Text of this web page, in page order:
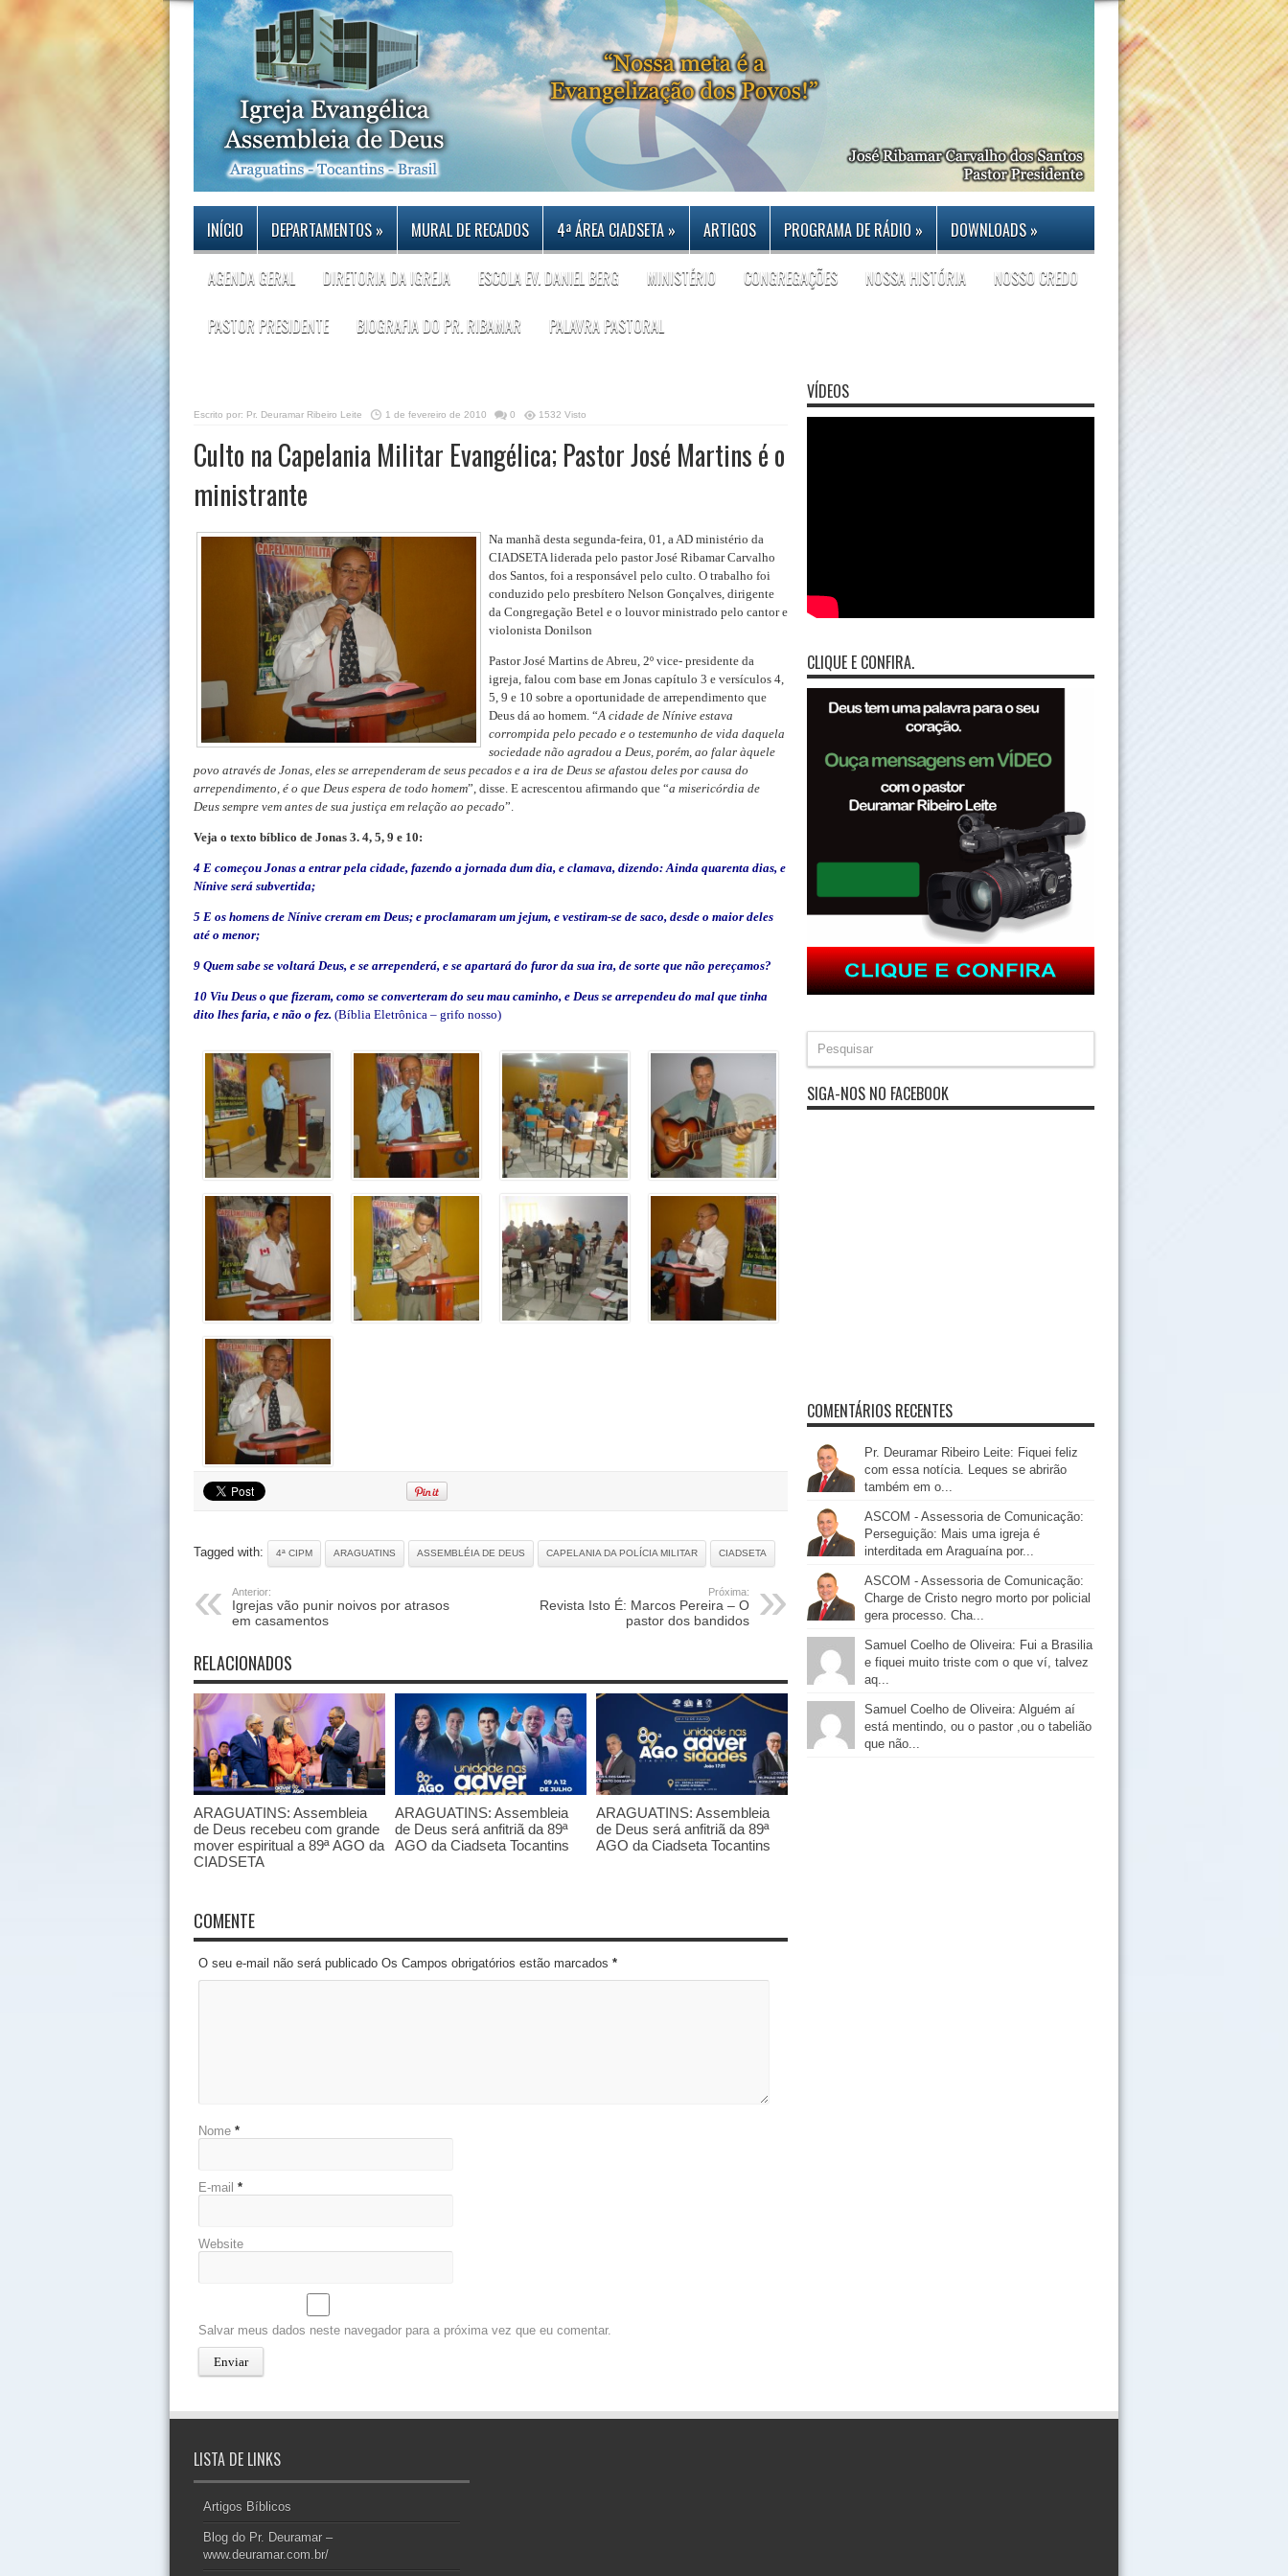
INÍCIO DEPARTAMENTOS» MURAL DE RECADOS 4ª ÁREA CIADSETA» ARTIGOS PROGRAMA DE RÁDIO» DOWNLOADS»
AGENDA GERAL DIRETORIA DA IGREJA ESCOLA EV. DANIEL BERG MINISTÉRIO CONGREGAÇÕES NOSSA HISTÓRIA NOSSO CREDO
PASTOR PRESIDENTE BIOGRAFIA DO PR. RIBAMAR PALAVRA PASTORAL
Escrito por: Pr. Deuramar Ribeiro Leite 1 de fevereiro de 2010 0 1532 Visto
Culto na Capelania Militar Evangélica; Pastor José Martins é o
ministrante
Na manhã desta segunda-feira, 01, a AD ministério da
CIADSETA liderada pelo pastor José Ribamar Carvalho
dos Santos, foi a responsável pelo culto. O trabalho foi
conduzido pelo presbítero Nelson Gonçalves, dirigente
da Congregação Betel e o louvor ministrado pelo cantor e
violonista Donilson
Pastor José Martins de Abreu, 2º vice- presidente da
igreja, falou com base em Jonas capítulo 3 e versículos 4,
5, 9 e 10 sobre a oportunidade de arrependimento que
Deus dá ao homem. “A cidade de Nínive estava
corrompida pelo pecado e o testemunho de vida daquela
sociedade não agradou a Deus, porém, ao falar àquele
povo através de Jonas, eles se arrependeram de seus pecados e a ira de Deus se afastou deles por causa do
arrependimento, é o que Deus espera de todo homem”, disse. E acrescentou afirmando que “a misericórdia de
Deus sempre vem antes de sua justiça em relação ao pecado”.
Veja o texto bíblico de Jonas 3. 4, 5, 9 e 10:
4 E começou Jonas a entrar pela cidade, fazendo a jornada dum dia, e clamava, dizendo: Ainda quarenta dias, e
Nínive será subvertida;
5 E os homens de Nínive creram em Deus; e proclamaram um jejum, e vestiram-se de saco, desde o maior deles
até o menor;
9 Quem sabe se voltará Deus, e se arrependerá, e se apartará do furor da sua ira, de sorte que não pereçamos?
10 Viu Deus o que fizeram, como se converteram do seu mau caminho, e Deus se arrependeu do mal que tinha
dito lhes faria, e não o fez. (Bíblia Eletrônica – grifo nosso)
Tagged with: 4ª CIPM ARAGUATINS ASSEMBLÉIA DE DEUS CAPELANIA DA POLÍCIA MILITAR CIADSETA
Anterior:
Igrejas vão punir noivos por atrasos
em casamentos
Próxima:
Revista Isto É: Marcos Pereira – O
pastor dos bandidos
RELACIONADOS
ARAGUATINS: Assembleia
de Deus recebeu com grande
mover espiritual a 89ª AGO da
CIADSETA
ARAGUATINS: Assembleia
de Deus será anfitriã da 89ª
AGO da Ciadseta Tocantins
ARAGUATINS: Assembleia
de Deus será anfitriã da 89ª
AGO da Ciadseta Tocantins
COMENTE
O seu e-mail não será publicado Os Campos obrigatórios estão marcados *
Nome *
E-mail *
Website
Salvar meus dados neste navegador para a próxima vez que eu comentar.
VÍDEOS
CLIQUE E CONFIRA.
SIGA-NOS NO FACEBOOK
COMENTÁRIOS RECENTES
Pr. Deuramar Ribeiro Leite: Fiquei feliz
com essa notícia. Leques se abrirão
também em o...
ASCOM - Assessoria de Comunicação:
Perseguição: Mais uma igreja é
interditada em Araguaína por...
ASCOM - Assessoria de Comunicação:
Charge de Cristo negro morto por policial
gera processo. Cha...
Samuel Coelho de Oliveira: Fui a Brasilia
e fiquei muito triste com o que ví, talvez
aq...
Samuel Coelho de Oliveira: Alguém aí
está mentindo, ou o pastor ,ou o tabelião
que não...
LISTA DE LINKS
Artigos Bíblicos
Blog do Pr. Deuramar –
www.deuramar.com.br/